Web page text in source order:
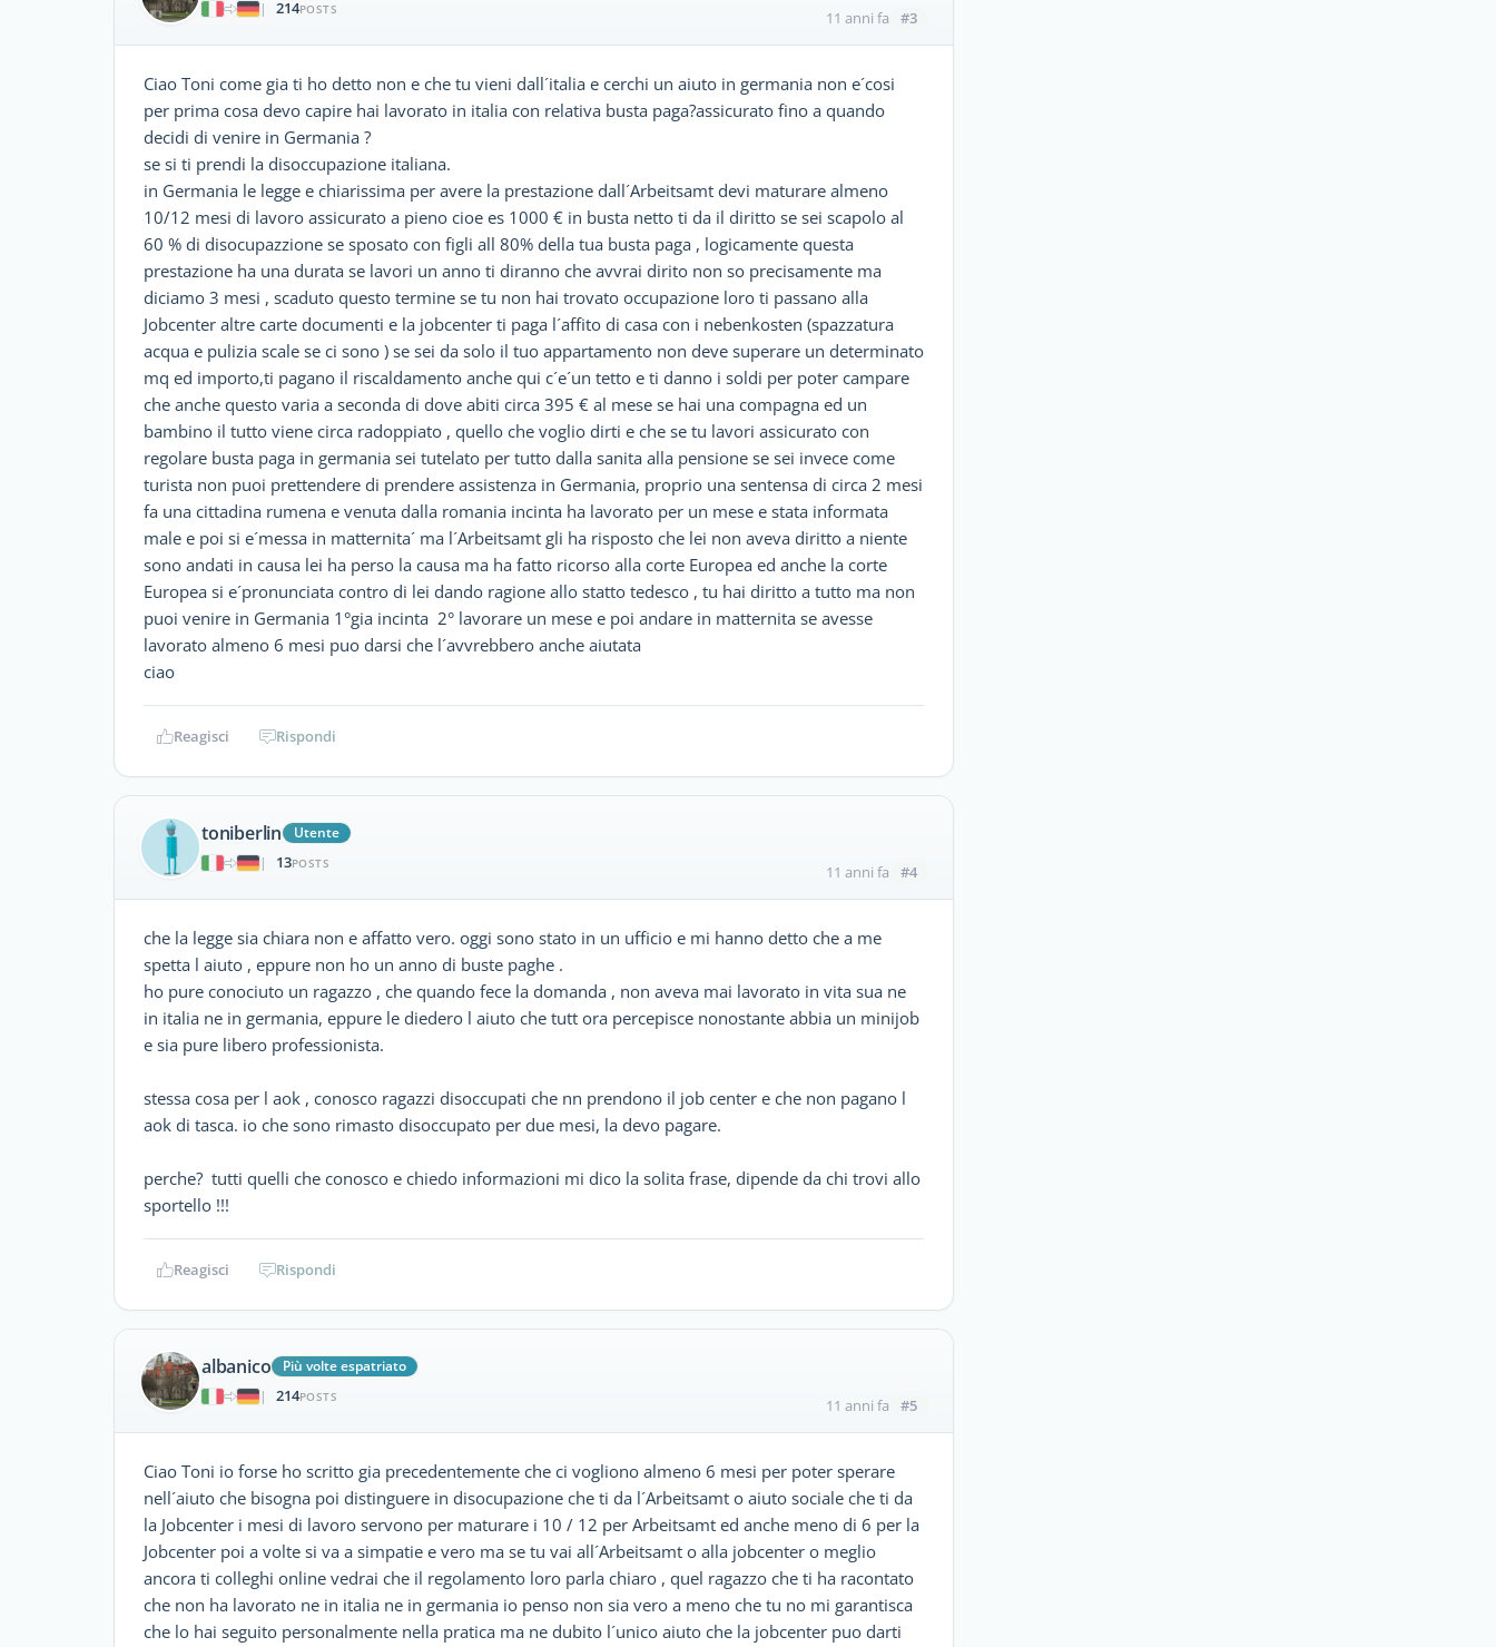
|
214POSTS 11 anni fa #3
Ciao Toni come gia ti ho detto non e che tu vieni dall´italia e cerchi un aiuto in germania non e´cosi
per prima cosa devo capire hai lavorato in italia con relativa busta paga?assicurato fino a quando
decidi di venire in Germania ?
se si ti prendi la disoccupazione italiana.
in Germania le legge e chiarissima per avere la prestazione dall´Arbeitsamt devi maturare almeno
10/12 mesi di lavoro assicurato a pieno cioe es 1000 € in busta netto ti da il diritto se sei scapolo al
60 % di disocupazzione se sposato con figli all 80% della tua busta paga , logicamente questa
prestazione ha una durata se lavori un anno ti diranno che avvrai dirito non so precisamente ma
diciamo 3 mesi , scaduto questo termine se tu non hai trovato occupazione loro ti passano alla
Jobcenter altre carte documenti e la jobcenter ti paga l´affito di casa con i nebenkosten (spazzatura
acqua e pulizia scale se ci sono ) se sei da solo il tuo appartamento non deve superare un determinato
mq ed importo,ti pagano il riscaldamento anche qui c´e´un tetto e ti danno i soldi per poter campare
che anche questo varia a seconda di dove abiti circa 395 € al mese se hai una compagna ed un
bambino il tutto viene circa radoppiato , quello che voglio dirti e che se tu lavori assicurato con
regolare busta paga in germania sei tutelato per tutto dalla sanita alla pensione se sei invece come
turista non puoi prettendere di prendere assistenza in Germania, proprio una sentensa di circa 2 mesi
fa una cittadina rumena e venuta dalla romania incinta ha lavorato per un mese e stata informata
male e poi si e´messa in matternita´ ma l´Arbeitsamt gli ha risposto che lei non aveva diritto a niente
sono andati in causa lei ha perso la causa ma ha fatto ricorso alla corte Europea ed anche la corte
Europea si e´pronunciata contro di lei dando ragione allo statto tedesco , tu hai diritto a tutto ma non
puoi venire in Germania 1°gia incinta 2° lavorare un mese e poi andare in matternita se avesse
lavorato almeno 6 mesi puo darsi che l´avvrebbero anche aiutata
ciao
Reagisci Rispondi
toniberlin
Utente
|
13POSTS 11 anni fa #4
che la legge sia chiara non e affatto vero. oggi sono stato in un ufficio e mi hanno detto che a me
spetta l aiuto , eppure non ho un anno di buste paghe .
ho pure conociuto un ragazzo , che quando fece la domanda , non aveva mai lavorato in vita sua ne
in italia ne in germania, eppure le diedero l aiuto che tutt ora percepisce nonostante abbia un minijob
e sia pure libero professionista.
stessa cosa per l aok , conosco ragazzi disoccupati che nn prendono il job center e che non pagano l
aok di tasca. io che sono rimasto disoccupato per due mesi, la devo pagare.
perche? tutti quelli che conosco e chiedo informazioni mi dico la solita frase, dipende da chi trovi allo
sportello !!!
Reagisci Rispondi
albanico
Più volte espatriato
|
214POSTS 11 anni fa #5
Ciao Toni io forse ho scritto gia precedentemente che ci vogliono almeno 6 mesi per poter sperare
nell´aiuto che bisogna poi distinguere in disocupazione che ti da l´Arbeitsamt o aiuto sociale che ti da
la Jobcenter i mesi di lavoro servono per maturare i 10 / 12 per Arbeitsamt ed anche meno di 6 per la
Jobcenter poi a volte si va a simpatie e vero ma se tu vai all´Arbeitsamt o alla jobcenter o meglio
ancora ti colleghi online vedrai che il regolamento loro parla chiaro , quel ragazzo che ti ha racontato
che non ha lavorato ne in italia ne in germania io penso non sia vero a meno che tu no mi garantisca
che lo hai seguito personalmente nella pratica ma ne dubito l´unico aiuto che la jobcenter puo darti